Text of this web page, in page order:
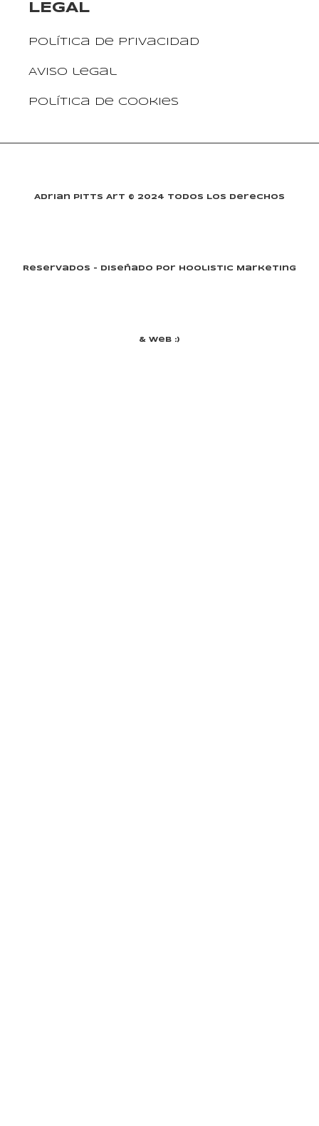
LEGAL
Política de privacidad
Aviso legal
Política de cookies
Adrian Pitts Art © 2024 Todos Los Derechos
Reservados - Diseñado Por Hoolistic Marketing
& Web :)